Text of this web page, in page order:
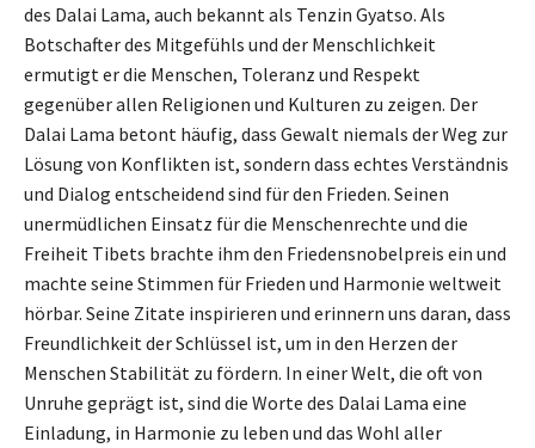
des Dalai Lama, auch bekannt als Tenzin Gyatso. Als
Botschafter des Mitgefühls und der Menschlichkeit
ermutigt er die Menschen, Toleranz und Respekt
gegenüber allen Religionen und Kulturen zu zeigen. Der
Dalai Lama betont häufig, dass Gewalt niemals der Weg zur
Lösung von Konflikten ist, sondern dass echtes Verständnis
und Dialog entscheidend sind für den Frieden. Seinen
unermüdlichen Einsatz für die Menschenrechte und die
Freiheit Tibets brachte ihm den Friedensnobelpreis ein und
machte seine Stimmen für Frieden und Harmonie weltweit
hörbar. Seine Zitate inspirieren und erinnern uns daran, dass
Freundlichkeit der Schlüssel ist, um in den Herzen der
Menschen Stabilität zu fördern. In einer Welt, die oft von
Unruhe geprägt ist, sind die Worte des Dalai Lama eine
Einladung, in Harmonie zu leben und das Wohl aller